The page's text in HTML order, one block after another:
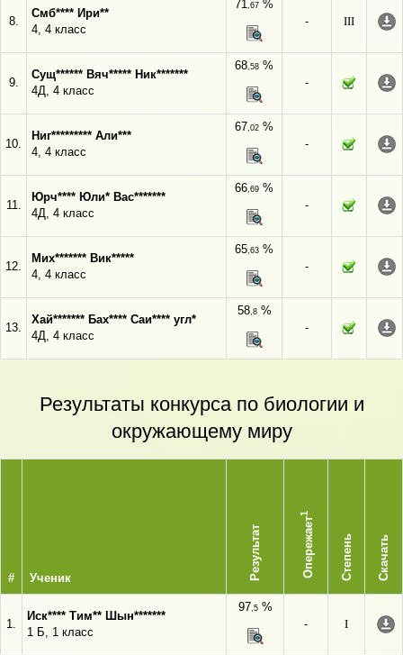
8.
Смб**** Ири**
4, 4 класс
71,67 %
-
III
9.
Сущ****** Вяч***** Ник*******
4Д, 4 класс
68,58 %
-
10.
Ниг********* Али***
4, 4 класс
67,02 %
-
11.
Юрч**** Юли* Вас*******
4Д, 4 класс
66,69 %
-
12.
Мих******* Вик*****
4, 4 класс
65,63 %
-
13.
Хай******* Бах**** Саи**** угл*
4Д, 4 класс
58,8%
-
Результаты конкурса по биологии и
окружающему миру
# Ученик Результат Опережает
1
Степень Скачать
1.
Иск**** Тим** Шын*******
1 Б, 1 класс
97,5%
-
I